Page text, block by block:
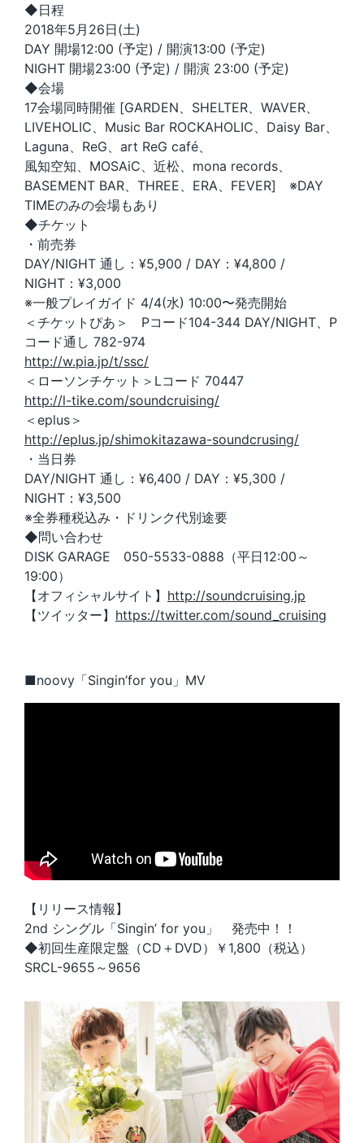
◆日程
2018年5月26日(土)
DAY 開場12:00 (予定) / 開演13:00 (予定)
NIGHT 開場23:00 (予定) / 開演 23:00 (予定)
◆会場
17会場同時開催 [GARDEN、SHELTER、WAVER、
LIVEHOLIC、Music Bar ROCKAHOLIC、Daisy Bar、
Laguna、ReG、art ReG café、
風知空知、MOSAiC、近松、mona records、
BASEMENT BAR、THREE、ERA、FEVER] ※DAY
TIMEのみの会場もあり
◆チケット
・前売券
DAY/NIGHT 通し：¥5,900 / DAY：¥4,800 /
NIGHT：¥3,000
※一般プレイガイド 4/4(水) 10:00〜発売開始
＜チケットぴあ＞ Pコード104-344 DAY/NIGHT、P
コード通し 782-974
http://w.pia.jp/t/ssc/
＜ローソンチケット＞Lコード 70447
http://l-tike.com/soundcruising/
＜eplus＞
http://eplus.jp/shimokitazawa-soundcrusing/
・当日券
DAY/NIGHT 通し：¥6,400 / DAY：¥5,300 /
NIGHT：¥3,500
※全券種税込み・ドリンク代別途要
◆問い合わせ
DISK GARAGE 050-5533-0888（平日12:00～
19:00）
【オフィシャルサイト】 http://soundcruising.jp
【ツイッター】 https://twitter.com/sound_cruising
■noovy「Singin’for you」MV
【リリース情報】
2nd シングル「Singin’ for you」 発売中！！
◆初回生産限定盤（CD＋DVD）￥1,800（税込）
SRCL-9655～9656